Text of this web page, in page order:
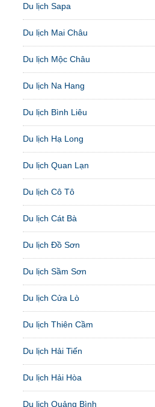
Du lịch Sapa
Du lịch Mai Châu
Du lịch Mộc Châu
Du lịch Na Hang
Du lịch Bình Liêu
Du lịch Hạ Long
Du lịch Quan Lạn
Du lịch Cô Tô
Du lịch Cát Bà
Du lịch Đồ Sơn
Du lịch Sầm Sơn
Du lịch Cửa Lò
Du lịch Thiên Cầm
Du lịch Hải Tiến
Du lịch Hải Hòa
Du lịch Quảng Bình